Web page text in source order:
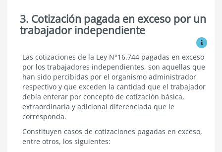
3. Cotización pagada en exceso por un
trabajador independiente
Ver
Cotización
pagada
en
exceso
por
un
trabajador
independiente
Las cotizaciones de la Ley N°16.744 pagadas en exceso
por los trabajadores independientes, son aquellas que
han sido percibidas por el organismo administrador
respectivo y que exceden la cantidad que el trabajador
debía enterar por concepto de cotización básica,
extraordinaria y adicional diferenciada que le
corresponda.
Constituyen casos de cotizaciones pagadas en exceso,
entre otros, los siguientes: